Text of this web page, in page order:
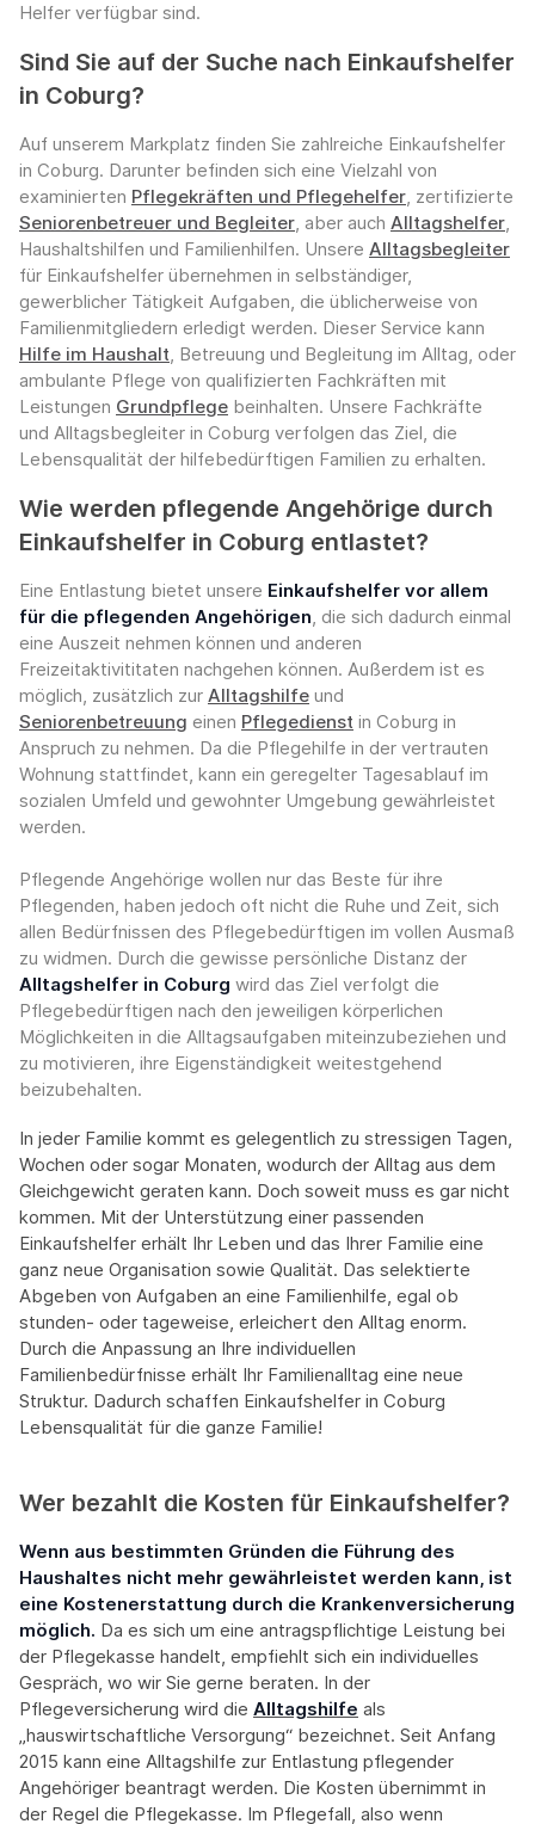
Helfer verfügbar sind.
Sind Sie auf der Suche nach Einkaufshelfer
in Coburg?
Auf unserem Markplatz finden Sie zahlreiche Einkaufshelfer
in Coburg. Darunter befinden sich eine Vielzahl von
examinierten Pflegekräften und Pflegehelfer, zertifizierte
Seniorenbetreuer und Begleiter, aber auch Alltagshelfer,
Haushaltshilfen und Familienhilfen. Unsere Alltagsbegleiter
für Einkaufshelfer übernehmen in selbständiger,
gewerblicher Tätigkeit Aufgaben, die üblicherweise von
Familienmitgliedern erledigt werden. Dieser Service kann
Hilfe im Haushalt, Betreuung und Begleitung im Alltag, oder
ambulante Pflege von qualifizierten Fachkräften mit
Leistungen Grundpflege beinhalten. Unsere Fachkräfte
und Alltagsbegleiter in Coburg verfolgen das Ziel, die
Lebensqualität der hilfebedürftigen Familien zu erhalten.
Wie werden pflegende Angehörige durch
Einkaufshelfer in Coburg entlastet?
Eine Entlastung bietet unsere Einkaufshelfer vor allem
für die pflegenden Angehörigen, die sich dadurch einmal
eine Auszeit nehmen können und anderen
Freizeitaktivititaten nachgehen können. Außerdem ist es
möglich, zusätzlich zur Alltagshilfe und
Seniorenbetreuung einen Pflegedienst in Coburg in
Anspruch zu nehmen. Da die Pflegehilfe in der vertrauten
Wohnung stattfindet, kann ein geregelter Tagesablauf im
sozialen Umfeld und gewohnter Umgebung gewährleistet
werden.
Pflegende Angehörige wollen nur das Beste für ihre
Pflegenden, haben jedoch oft nicht die Ruhe und Zeit, sich
allen Bedürfnissen des Pflegebedürftigen im vollen Ausmaß
zu widmen. Durch die gewisse persönliche Distanz der
Alltagshelfer in Coburg wird das Ziel verfolgt die
Pflegebedürftigen nach den jeweiligen körperlichen
Möglichkeiten in die Alltagsaufgaben miteinzubeziehen und
zu motivieren, ihre Eigenständigkeit weitestgehend
beizubehalten.
In jeder Familie kommt es gelegentlich zu stressigen Tagen,
Wochen oder sogar Monaten, wodurch der Alltag aus dem
Gleichgewicht geraten kann. Doch soweit muss es gar nicht
kommen. Mit der Unterstützung einer passenden
Einkaufshelfer erhält Ihr Leben und das Ihrer Familie eine
ganz neue Organisation sowie Qualität. Das selektierte
Abgeben von Aufgaben an eine Familienhilfe, egal ob
stunden- oder tageweise, erleichert den Alltag enorm.
Durch die Anpassung an Ihre individuellen
Familienbedürfnisse erhält Ihr Familienalltag eine neue
Struktur. Dadurch schaffen Einkaufshelfer in Coburg
Lebensqualität für die ganze Familie!
Wer bezahlt die Kosten für Einkaufshelfer?
Wenn aus bestimmten Gründen die Führung des
Haushaltes nicht mehr gewährleistet werden kann, ist
eine Kostenerstattung durch die Krankenversicherung
möglich. Da es sich um eine antragspflichtige Leistung bei
der Pflegekasse handelt, empfiehlt sich ein individuelles
Gespräch, wo wir Sie gerne beraten. In der
Pflegeversicherung wird die Alltagshilfe als
„hauswirtschaftliche Versorgung“ bezeichnet. Seit Anfang
2015 kann eine Alltagshilfe zur Entlastung pflegender
Angehöriger beantragt werden. Die Kosten übernimmt in
der Regel die Pflegekasse. Im Pflegefall, also wenn